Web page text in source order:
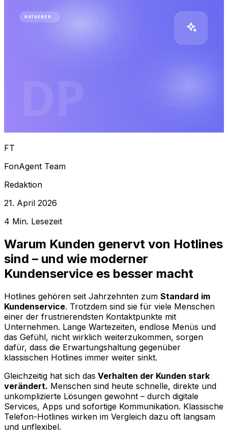
DP
RATGEBER
FT
FonAgent Team
Redaktion
21. April 2026
4 Min. Lesezeit
Warum Kunden genervt von Hotlines
sind – und wie moderner
Kundenservice es besser macht
Hotlines gehören seit Jahrzehnten zum Standard im
Kundenservice. Trotzdem sind sie für viele Menschen
einer der frustrierendsten Kontaktpunkte mit
Unternehmen. Lange Wartezeiten, endlose Menüs und
das Gefühl, nicht wirklich weiterzukommen, sorgen
dafür, dass die Erwartungshaltung gegenüber
klassischen Hotlines immer weiter sinkt.
Gleichzeitig hat sich das Verhalten der Kunden stark
verändert. Menschen sind heute schnelle, direkte und
unkomplizierte Lösungen gewohnt – durch digitale
Services, Apps und sofortige Kommunikation. Klassische
Telefon-Hotlines wirken im Vergleich dazu oft langsam
und unflexibel.